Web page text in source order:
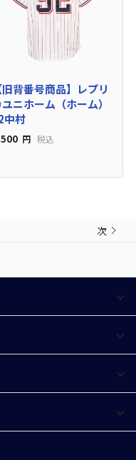
旧背番号商品】レプリ
ニホーム（ホーム）
中村
円 税込
次